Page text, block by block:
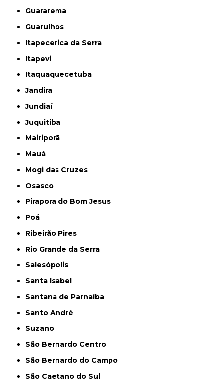
Guararema
Guarulhos
Itapecerica da Serra
Itapevi
Itaquaquecetuba
Jandira
Jundiaí
Juquitiba
Mairiporã
Mauá
Mogi das Cruzes
Osasco
Pirapora do Bom Jesus
Poá
Ribeirão Pires
Rio Grande da Serra
Salesópolis
Santa Isabel
Santana de Parnaíba
Santo André
Suzano
São Bernardo Centro
São Bernardo do Campo
São Caetano do Sul